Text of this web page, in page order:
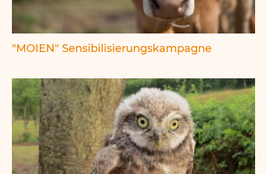
"MOIEN" Sensibilisierungskampagne